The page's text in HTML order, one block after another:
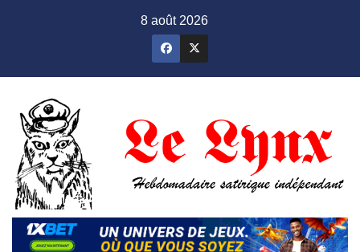
8 août 2026